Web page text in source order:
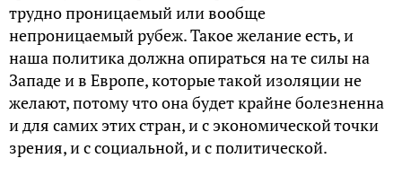
трудно проницаемый или вообще
непроницаемый рубеж. Такое желание есть, и
наша политика должна опираться на те силы на
Западе и в Европе, которые такой изоляции не
желают, потому что она будет крайне болезненна
и для самих этих стран, и с экономической точки
зрения, и с социальной, и с политической.